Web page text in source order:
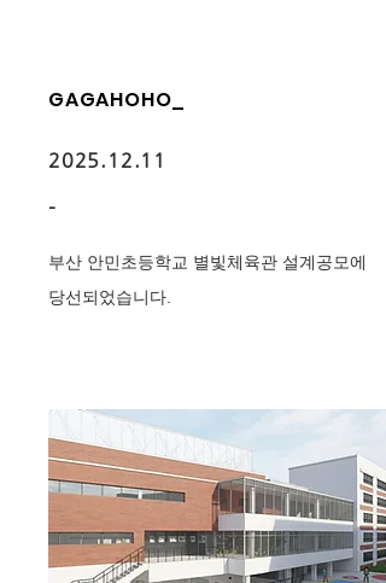
GAGAHOHO_
2025.12.11
-
부산 ​안민초등학교 별빛체육관 설계공모에
당선되었습니다.